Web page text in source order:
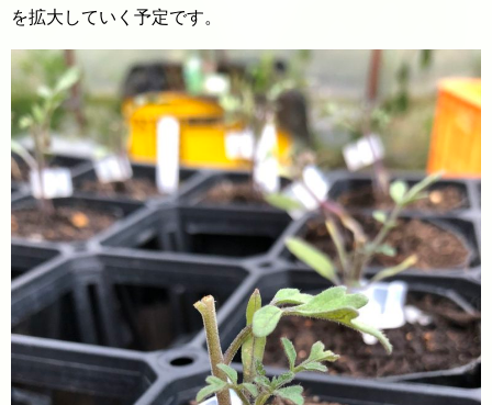
を拡大していく予定です。